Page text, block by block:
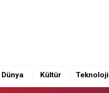
Dünya Kültür Teknoloji